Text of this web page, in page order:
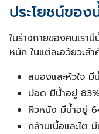
ประโยชน์ของ
ในร่างกายของคนเรา
หนัก ในแต่ละอวัยวะส
สมองและหัวใจ มี
ปอด มีน้ำอยู่
ผิวหนัง มีน้ำอยู่
กล้ามเนื้อและไต